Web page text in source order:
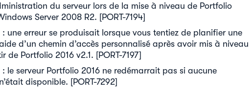
du serveur lors de la mise à niveau de Portfolio
Server 2008 R2. [PORT-7194]
: une erreur se produisait lorsque vous tentiez de planifier une
d’un chemin d’accès personnalisé après avoir mis à niveau
de Portfolio 2016 v2.1. [PORT-7197]
: le serveur Portfolio 2016 ne redémarrait pas si aucune
disponible. [PORT-7292]